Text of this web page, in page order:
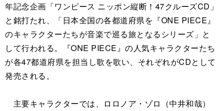
年記念企画「ワンピース ニッポン縦断！47クルーズCD」
と銘打たれ、「日本全国の各都道府県を『ONE PIECE』
のキャラクターたちが音楽で巡る旅となるシリーズ」と
して行われる。『ONE PIECE』の人気キャラクターたち
が各47都道府県を担当し歌を歌い、それぞれがCDとして
発売される。
主要キャラクターでは、ロロノア・ゾロ（中井和哉）